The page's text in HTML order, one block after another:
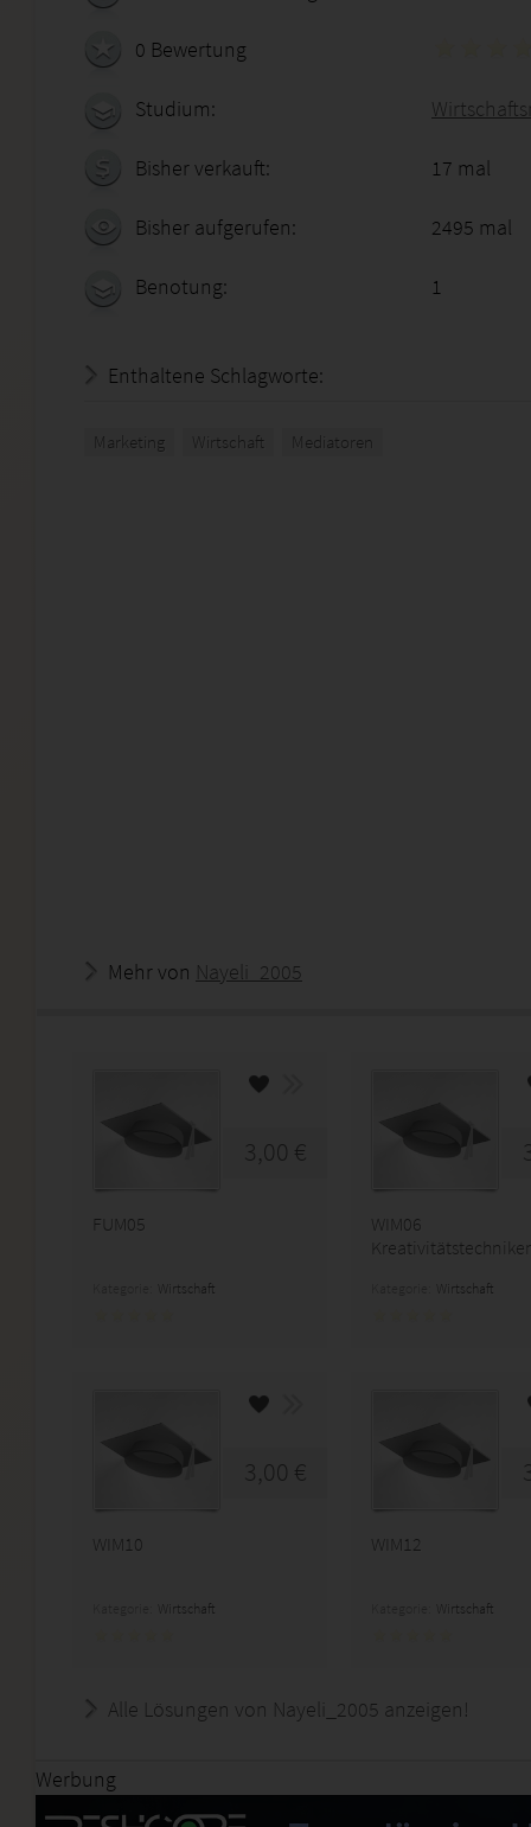
0 Bewertung
Studium:
Bisher verkauft: 17 mal
Bisher aufgerufen: 2495 mal
Benotung: 1
Enthaltene Schlagworte:
Marketing Wirtschaft Mediatoren
Mehr von Nayeli_2005
3,00 €
FUM05
Wirtschaft
WIM06
Wirtschaft
3,00 €
WIM10
Wirtschaft
WIM12
Wirtschaft
Alle Lösungen von Nayeli_2005 anzeigen!
Werbung